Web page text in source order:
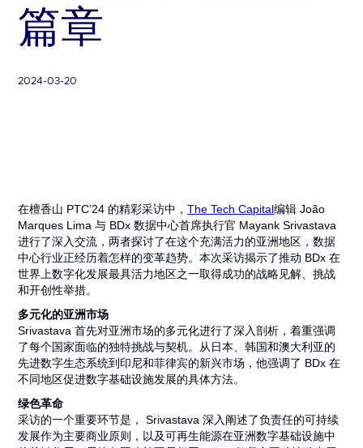
篇章
2024-03-20
在檀香山 PTC’24 的精彩采访中，The Tech Capital编辑 João
Marques Lima 与 BDx 数据中心首席执行官 Mayank Srivastava
进行了深入交流，两者探讨了在这个充满活力的亚洲地区，数据
中心行业正经历着怎样的变革趋势。本次采访揭示了推动 BDx 在
世界上数字化发展最具活力地区之一取得成功的战略见解、挑战
和开创性举措。
多元化的亚洲市场
Srivastava 首先对亚洲市场的多元化进行了深入剖析，着重强调
了每个国家面临的独特挑战与契机。从日本、韩国和澳大利亚的
先进数字生态系统到印尼和菲律宾的新兴市场，他强调了 BDx 在
不同地区促进数字基础设施发展的具体方法。
绿色革命
采访的一个重要环节是， Srivastava 深入阐述了负责任的可持续
发展作为主要商业原则，以及可再生能源在亚洲数字基础设施中